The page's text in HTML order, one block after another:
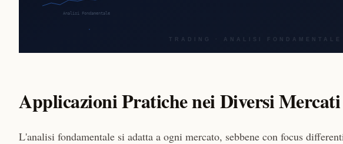
Applicazioni Pratiche nei Diversi Mercati
L'analisi fondamentale si adatta a ogni mercato, sebbene con focus